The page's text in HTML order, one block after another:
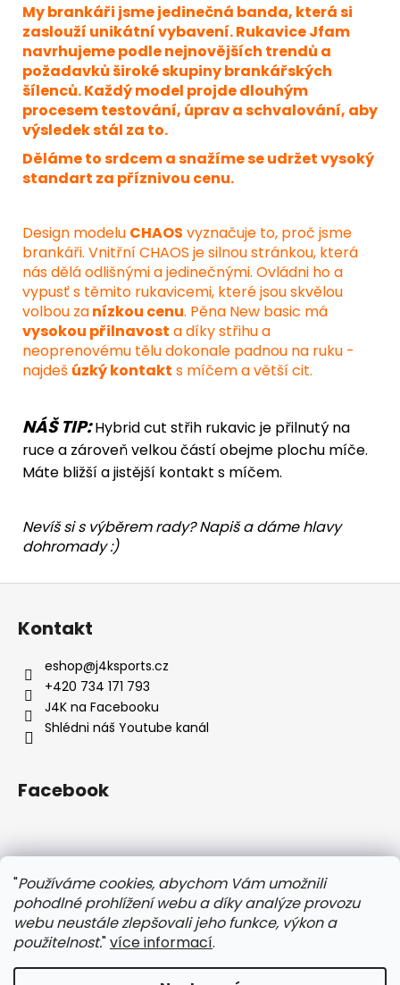
"Používáme cookies, abychom Vám umožnili
pohodlné prohlížení webu a díky analýze provozu
webu neustále zlepšovali jeho funkce, výkon a
použitelnost."více informací.
My brankáři jsme jedinečná banda, která si
zaslouží unikátní vybavení. Rukavice Jfam
navrhujeme podle nejnovějších trendů a
požadavků široké skupiny brankářských
šílenců. Každý model projde dlouhým
procesem testování, úprav a schvalování, aby
výsledek stál za to.
Děláme to srdcem a snažíme se udržet vysoký
standart za příznivou cenu.
Design modelu CHAOS vyznačuje to, proč jsme
brankáři. Vnitřní CHAOS je silnou stránkou, která
nás dělá odlišnými a jedinečnými. Ovládni ho a
vypusť s těmito rukavicemi, které jsou skvělou
volbou zanízkou cenu. Pěna New basic má
vysokou přilnavost a díky střihu a
neoprenovému tělu dokonale padnou na ruku -
najdeš úzký kontakt s míčem a větší cit.
NÁŠ TIP:Hybrid cut střih rukavic je přilnutý na
ruce a zároveň velkou částí obejme plochu míče.
Máte bližší a jistější kontakt s míčem.
Nevíš si s výběrem rady? Napiš a dáme hlavy
dohromady :)
Z
Kontakt
eshop@j4ksports.cz
+420 734 171 793
J4K na Facebooku
Shlédni náš Youtube kanál
Facebook
Instagram